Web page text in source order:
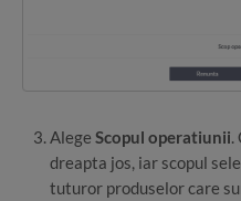
Alege Scopul operatiunii.
dreapta jos, iar scopul
tuturor produselor care